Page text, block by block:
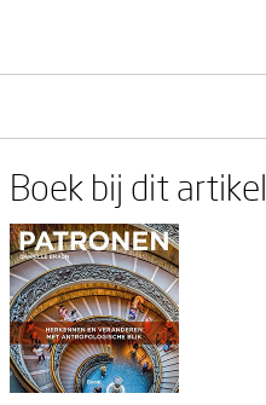
Boek bij dit artikel